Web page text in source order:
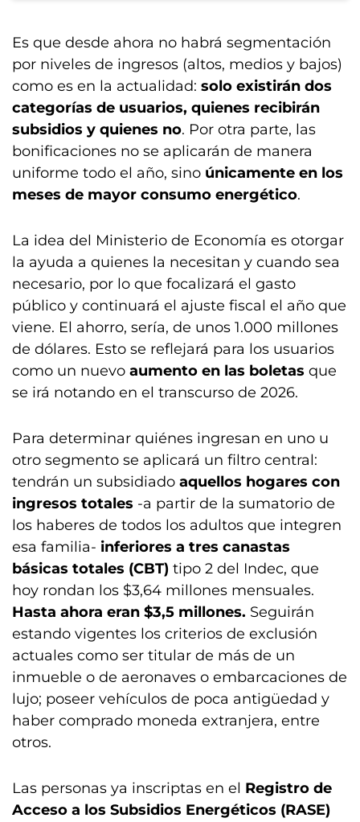
Es que desde ahora no habrá segmentación
por niveles de ingresos (altos, medios y bajos)
como es en la actualidad: solo existirán dos
categorías de usuarios, quienes recibirán
subsidios y quienes no. Por otra parte, las
bonificaciones no se aplicarán de manera
uniforme todo el año, sino únicamente en los
meses de mayor consumo energético.
La idea del Ministerio de Economía es otorgar
la ayuda a quienes la necesitan y cuando sea
necesario, por lo que focalizará el gasto
público y continuará el ajuste fiscal el año que
viene. El ahorro, sería, de unos 1.000 millones
de dólares. Esto se reflejará para los usuarios
como un nuevo aumento en las boletas que
se irá notando en el transcurso de 2026.
Para determinar quiénes ingresan en uno u
otro segmento se aplicará un filtro central:
tendrán un subsidiado aquellos hogares con
ingresos totales -a partir de la sumatorio de
los haberes de todos los adultos que integren
esa familia- inferiores a tres canastas
básicas totales (CBT) tipo 2 del Indec, que
hoy rondan los $3,64 millones mensuales.
Hasta ahora eran $3,5 millones. Seguirán
estando vigentes los criterios de exclusión
actuales como ser titular de más de un
inmueble o de aeronaves o embarcaciones de
lujo; poseer vehículos de poca antigüedad y
haber comprado moneda extranjera, entre
otros.
Las personas ya inscriptas en el Registro de
Acceso a los Subsidios Energéticos (RASE)